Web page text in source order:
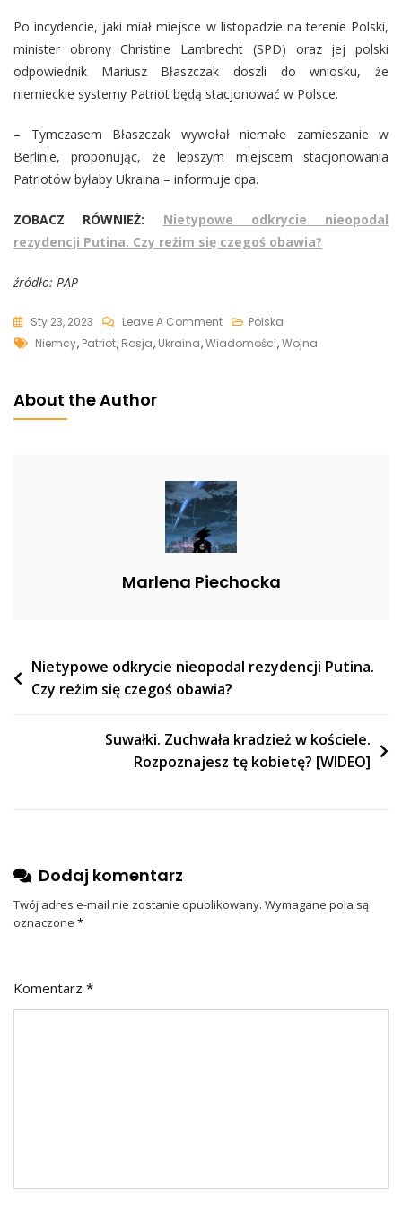
Po incydencie, jaki miał miejsce w listopadzie na terenie Polski,
minister obrony Christine Lambrecht (SPD) oraz jej polski
odpowiednik Mariusz Błaszczak doszli do wniosku, że
niemieckie systemy Patriot będą stacjonować w Polsce.
– Tymczasem Błaszczak wywołał niemałe zamieszanie w
Berlinie, proponując, że lepszym miejscem stacjonowania
Patriotów byłaby Ukraina – informuje dpa.
ZOBACZ RÓWNIEŻ:
Nietypowe odkrycie nieopodal
rezydencji Putina. Czy reżim się czegoś obawia?
źródło: PAP
Sty 23, 2023 Leave A CommentOn
Patrioty
Kraju.
„Mają
Chronić
Rejon
Wokół
Polska
Tags
Niemcy, Patriot, Rosja, Ukraina,Wiadomości,Wojna
About the Author
Marlena Piechocka
Nawigacja
wpisu
Nietypowe odkrycie nieopodal rezydencji Putina.
Czy reżim się czegoś obawia?
Suwałki. Zuchwała kradzież w kościele.
Rozpoznajesz tę kobietę? [WIDEO]
Dodaj komentarz
Twój adres e-mail nie zostanie opublikowany. Wymagane pola są
oznaczone *
Komentarz *